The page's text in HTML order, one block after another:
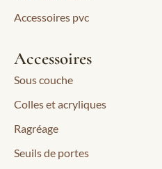
Accessoires pvc
Accessoires
Sous couche
Colles et acryliques
Ragréage
Seuils de portes